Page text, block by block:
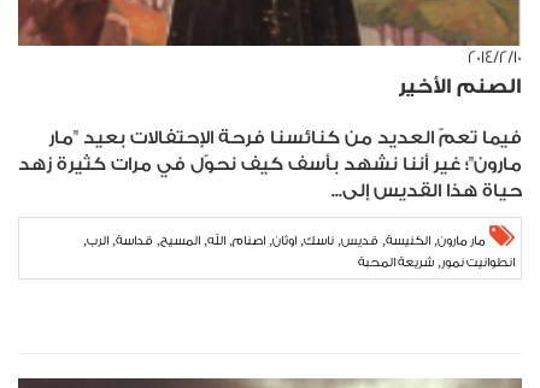
١٠‏/٢‏/٢٠١٤
الصنم الأخير
فيما تعمّ العديد من كنائسنا فرحة الإحتفالات بعيد "مار
مارون"؛ غير أننا نشهد بأسف كيف نحوّل في مرات كثيرة زهد
حياة هذا القديس إلى...
مار مارون, الكنيسة, قديس, ناسك, اوثان, اصنام, الله, المسيح, قداسة, الرب,
انطوانيت نمور, شريعة المحبة